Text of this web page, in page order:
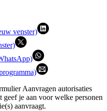
venster)
Aanvragen autorisaties
je aan voor welke personen
aanvraagt.